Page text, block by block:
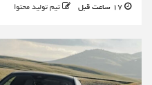
تیم تولید محتوا